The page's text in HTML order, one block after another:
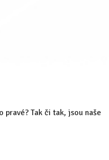
pravé? Tak či tak, jsou naše